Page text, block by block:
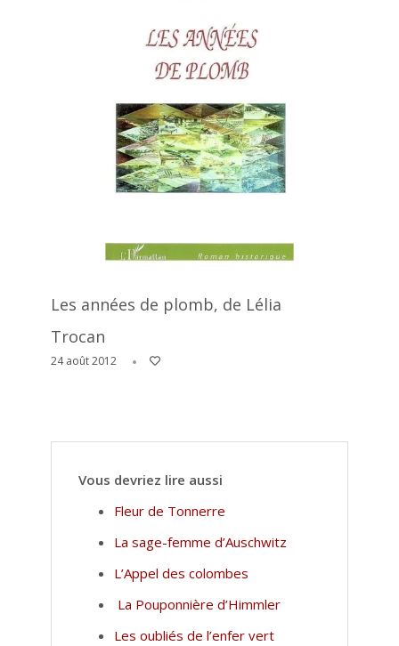
Les années de plomb, de Lélia
Trocan
24 août 2012
Vous devriez lire aussi
Fleur de Tonnerre
La sage-femme d’Auschwitz
L’Appel des colombes
La Pouponnière d’Himmler
Les oubliés de l’enfer vert